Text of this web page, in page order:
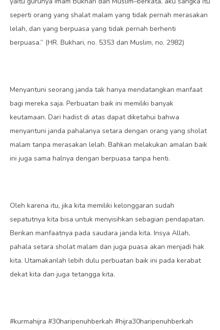
seperti orang yang shalat malam yang tidak pernah merasakan
lelah, dan yang berpuasa yang tidak pernah berhenti
berpuasa.” (HR. Bukhari, no. 5353 dan Muslim, no. 2982)
Menyantuni seorang janda tak hanya mendatangkan manfaat
bagi mereka saja. Perbuatan baik ini memiliki banyak
keutamaan. Dari hadist di atas dapat diketahui bahwa
menyantuni janda pahalanya setara dengan orang yang sholat
malam tanpa merasakan lelah. Bahkan melakukan amalan baik
ini juga sama halnya dengan berpuasa tanpa henti.
Oleh karena itu, jika kita memiliki kelonggaran sudah
sepatutnya kita bisa untuk menyisihkan sebagian pendapatan.
Berikan manfaatnya pada saudara janda kita. Insya Allah,
pahala setara sholat malam dan juga puasa akan menjadi hak
kita. Utamakanlah lebih dulu perbuatan baik ini pada kerabat
dekat kita dan juga tetangga kita.
#kurmahijra #30haripenuhberkah #hijra30haripenuhberkah